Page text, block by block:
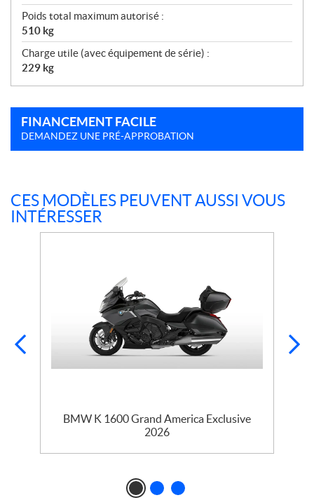
Poids total maximum autorisé :
510 kg
Charge utile (avec équipement de série) :
229 kg
FINANCEMENT FACILE
DEMANDEZ UNE PRÉ-APPROBATION
CES MODÈLES PEUVENT AUSSI VOUS
INTÉRESSER
BMW K 1600 Grand America Exclusive
2026